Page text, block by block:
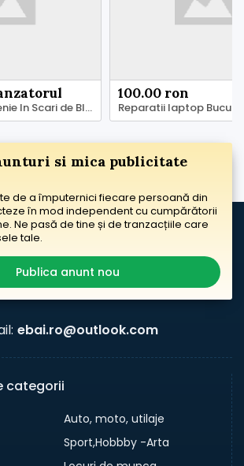
Servicii de Curatenie In Scari de Bloc - Asociatii de Locatari - Asociatii de Propietari
100.00 ron
si mica publicitate
de a împuternici fiecare persoană din
în mod independent cu cumpărătorii
Ne pasă de tine și de tranzacțiile care
tale.
Publica anunt nou
ebai.ro@outlook.com
categorii
Auto, moto, utilaje
Sport,Hobbby -Arta